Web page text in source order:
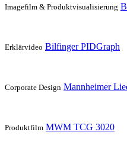
Imagefilm & Produktvisualisierung
Erklärvideo Bilfinger PIDGraph
Corporate Design Mannheimer
Produktfilm MWM TCG 3020